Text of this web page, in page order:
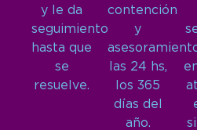
y le da
seguimiento
hasta que
se
resuelve.
contención
y
las 24 hs,
los 365
días del
año.